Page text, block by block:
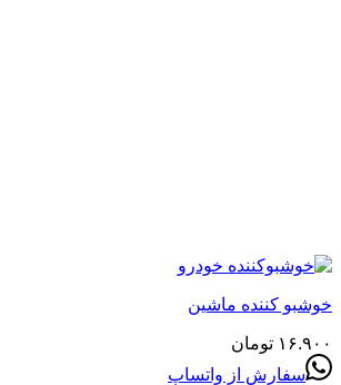
خوشبو کننده ماشین
۱۶.۹۰۰ تومان
سفارش از واتساپ